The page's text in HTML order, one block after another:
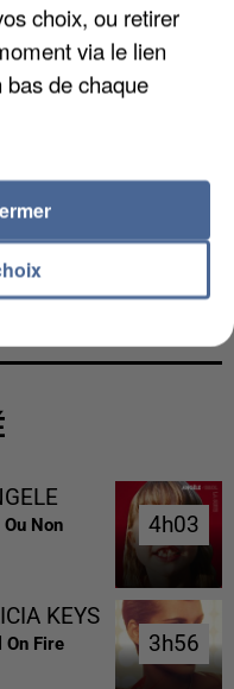
DE LA DZ
Ou Non 4h03
4h03
KEYS
On Fire 3h56
3h56
choix, ou retirer
via le lien
de chaque